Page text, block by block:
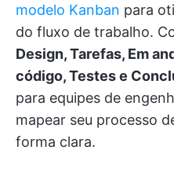
modelo Kanban para
do fluxo de trabalho.
Design, Tarefas, Em
código, Testes e
para equipes de
mapear seu processo
forma clara.